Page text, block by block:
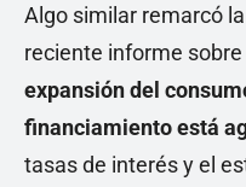
Algo similar remarcó
reciente informe
expansión del
financiamiento está
tasas de interés y el